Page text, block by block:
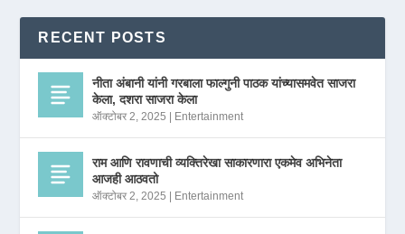
RECENT POSTS
नीता अंबानी यांनी गरबाला फाल्गुनी पाठक यांच्यासमवेत साजरा
केला, दशरा साजरा केला
ऑक्टोबर 2, 2025 Entertainment
राम आणि रावणाची व्यक्तिरेखा साकारणारा एकमेव अभिनेता
आजही आठवतो
ऑक्टोबर 2, 2025 Entertainment